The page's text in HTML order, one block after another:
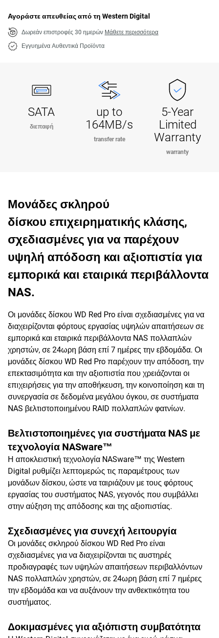
Αγοράστε απευθείας από τη Western Digital
Δωρεάν επιστροφές 30 ημερών Μάθετε περισσότερα
Εγγυημένα Αυθεντικά Προϊόντα
SATA
διεπαφή
up to
164MB/s
transfer rate
5-Year
Limited
Warranty
warranty
Μονάδες σκληρού
δίσκου επιχειρηματικής κλάσης,
σχεδιασμένες για να παρέχουν
υψηλή απόδοση και αξιοπιστία για
εμπορικά και εταιρικά περιβάλλοντα
NAS.
Οι μονάδες δίσκου WD Red Pro είναι σχεδιασμένες για να
διαχειρίζονται φόρτους εργασίας υψηλών απαιτήσεων σε
εμπορικά και εταιρικά περιβάλλοντα NAS πολλαπλών
χρηστών, σε 24ωρη βάση επί 7 ημέρες την εβδομάδα. Οι
μονάδες δίσκου WD Red Pro παρέχουν την απόδοση, την
επεκτασιμότητα και την αξιοπιστία που χρειάζονται οι
επιχειρήσεις για την αποθήκευση, την κοινοποίηση και τη
συνεργασία σε δεδομένα μεγάλου όγκου, σε συστήματα
NAS βελτιστοποιημένου RAID πολλαπλών φατνίων.
Βελτιστοποιημένες για συστήματα NAS με
τεχνολογία NASware™
Η αποκλειστική τεχνολογία NASware™ της Western
Digital ρυθμίζει λεπτομερώς τις παραμέτρους των
μονάδων δίσκου, ώστε να ταιριάζουν με τους φόρτους
εργασίας του συστήματος NAS, γεγονός που συμβάλλει
στην αύξηση της απόδοσης και της αξιοπιστίας.
Σχεδιασμένες για συνεχή λειτουργία
Οι μονάδες σκληρού δίσκου WD Red Pro είναι
σχεδιασμένες για να διαχειρίζονται τις αυστηρές
προδιαγραφές των υψηλών απαιτήσεων περιβαλλόντων
NAS πολλαπλών χρηστών, σε 24ωρη βάση επί 7 ημέρες
την εβδομάδα και να αυξάνουν την ανθεκτικότητα του
συστήματος.
Δοκιμασμένες για αξιόπιστη συμβατότητα